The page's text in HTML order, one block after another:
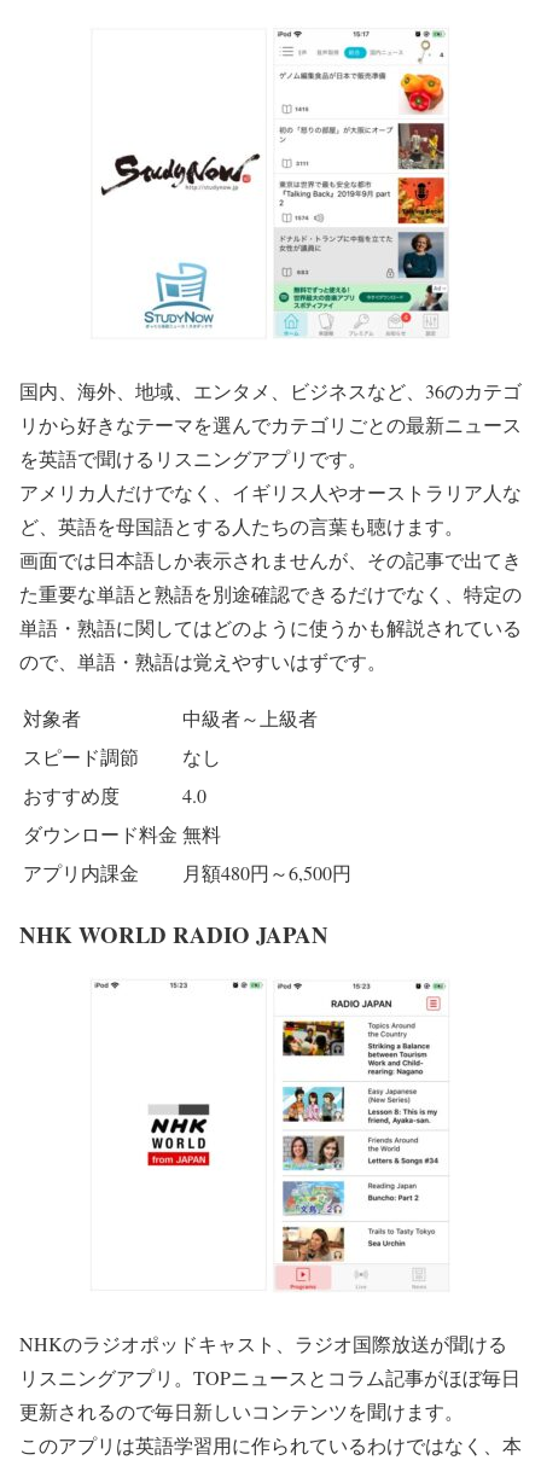
国内、海外、地域、エンタメ、ビジネスなど、36のカテゴ
リから好きなテーマを選んでカテゴリごとの最新ニュース
を英語で聞けるリスニングアプリです。
アメリカ人だけでなく、イギリス人やオーストラリア人な
ど、英語を母国語とする人たちの言葉も聴けます。
画面では日本語しか表示されませんが、その記事で出てき
た重要な単語と熟語を別途確認できるだけでなく、特定の
単語・熟語に関してはどのように使うかも解説されている
ので、単語・熟語は覚えやすいはずです。
対象者
中級者～上級者
スピード調節
なし
おすすめ度
4.0
ダウンロード料金 無料
アプリ内課金
月額480円～6,500円
NHK WORLD RADIO JAPAN
NHKのラジオポッドキャスト、ラジオ国際放送が聞ける
リスニングアプリ。TOPニュースとコラム記事がほぼ毎日
更新されるので毎日新しいコンテンツを聞けます。
このアプリは英語学習用に作られているわけではなく、本